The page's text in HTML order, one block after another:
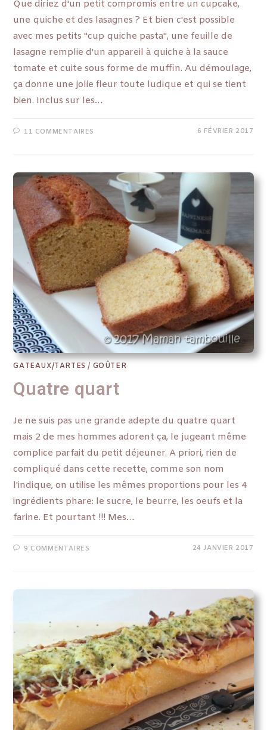
Que diriez d'un petit compromis entre un cupcake,
une quiche et des lasagnes ? Et bien c'est possible
avec mes petits "cup quiche pasta", une feuille de
lasagne remplie d'un appareil à quiche à la sauce
tomate et cuite sous forme de muffin. Au démoulage,
ça donne une jolie fleur toute ludique et qui se tient
bien. Inclus sur les…
11 COMMENTAIRES 6 FÉVRIER 2017
GATEAUX/TARTES / GOÛTER
Quatre quart
Je ne suis pas une grande adepte du quatre quart
mais 2 de mes hommes adorent ça, le jugeant même
complice parfait du petit déjeuner. A priori, rien de
compliqué dans cette recette, comme son nom
l'indique, on utilise les mêmes proportions pour les 4
ingrédients phare: le sucre, le beurre, les oeufs et la
farine. Et pourtant !!! Mes…
9 COMMENTAIRES 24 JANVIER 2017